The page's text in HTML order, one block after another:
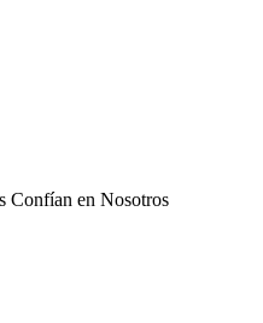
Confían en Nosotros